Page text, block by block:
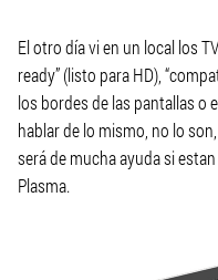
El otro día vi en un local los
ready” (listo para HD),
los bordes de las pantallas o
hablar de lo mismo, no lo
será de mucha ayuda si
Plasma.